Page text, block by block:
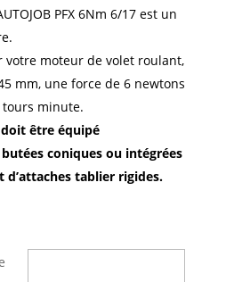
PFX 6Nm 6/17 est un
votre moteur de volet roulant,
mm, une force de 6 newtons
tours minute.
être équipé
coniques ou intégrées
d’attaches tablier rigides.